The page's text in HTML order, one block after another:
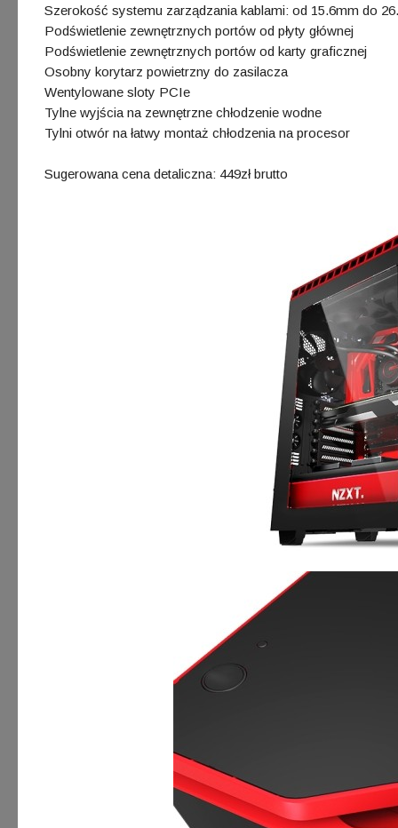
Szerokość systemu zarządzania kablami: od 15.6mm do
Podświetlenie zewnętrznych portów od płyty głównej
Podświetlenie zewnętrznych portów od karty graficznej
Osobny korytarz powietrzny do zasilacza
Wentylowane sloty PCIe
Tylne wyjścia na zewnętrzne chłodzenie wodne
Tylni otwór na łatwy montaż chłodzenia na procesor
Sugerowana cena detaliczna: 449zł brutto